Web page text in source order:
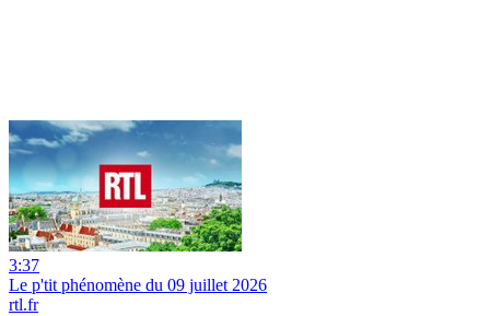
3:37
Le p'tit phénomène du 09 juillet 2026
rtl.fr